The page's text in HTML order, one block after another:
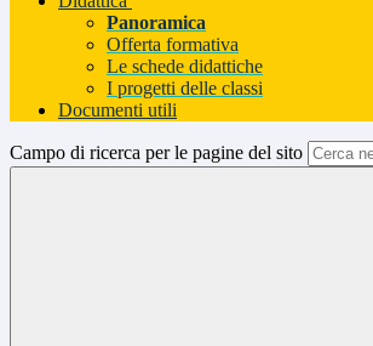
Panoramica
Offerta formativa
Le schede didattiche
I progetti delle classi
Documenti utili
Campo di ricerca per le pagine del sito